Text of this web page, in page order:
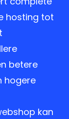
hosting tot
betere
hogere
kan